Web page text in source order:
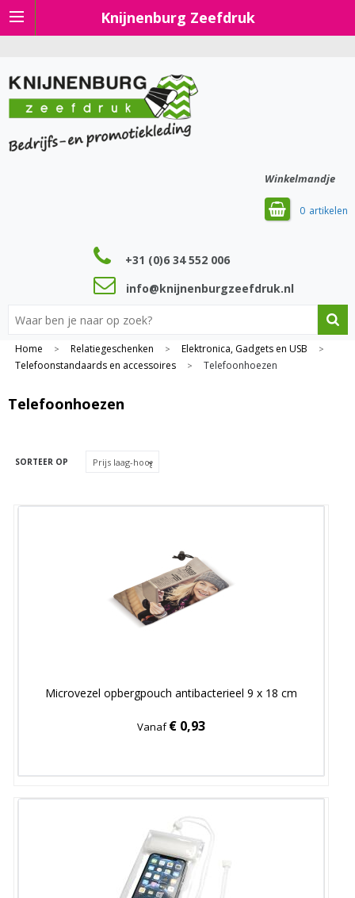
Knijnenburg Zeefdruk
Winkelmandje
0
+31 (0)6 34 552 006
info@knijnenburgzeefdruk.nl
Home > Relatiegeschenken > Elektronica, Gadgets en USB >
Telefoonstandaards en accessoires > Telefoonhoezen
Telefoonhoezen
SORTEER OP
Microvezel opbergpouch antibacterieel 9 x 18 cm
Vanaf€ 0,93